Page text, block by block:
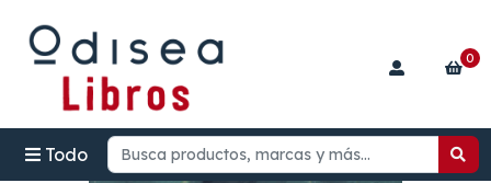
Todo
0